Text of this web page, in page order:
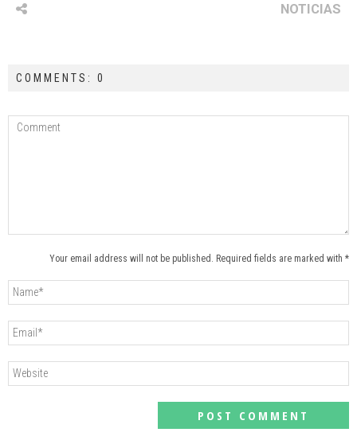
NOTICIAS
COMMENTS: 0
Your email address will not be published. Required fields are marked with *